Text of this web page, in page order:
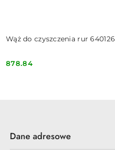
Wąż do czyszczenia rur
Cena:
878.84
Dane adresowe